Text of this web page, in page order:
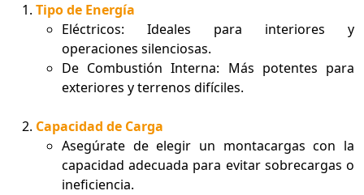
Tipo de Energía
Eléctricos: Ideales para interiores y
operaciones silenciosas.
De Combustión Interna: Más potentes para
exteriores y terrenos difíciles.
Capacidad de Carga
Asegúrate de elegir un montacargas con la
capacidad adecuada para evitar sobrecargas o
ineficiencia.